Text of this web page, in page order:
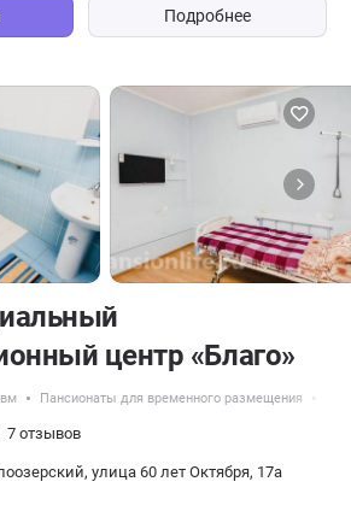
Подробнее
центр «Благо»
Пансионаты для временного размещения
7 отзывов
улица 60 лет Октября, 17а